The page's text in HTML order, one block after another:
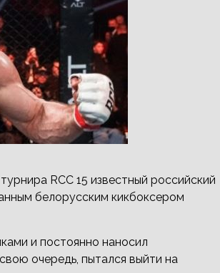
RCC 15 известный российский
белорусским кикбоксером
и постоянно наносил
очередь, пытался выйти на